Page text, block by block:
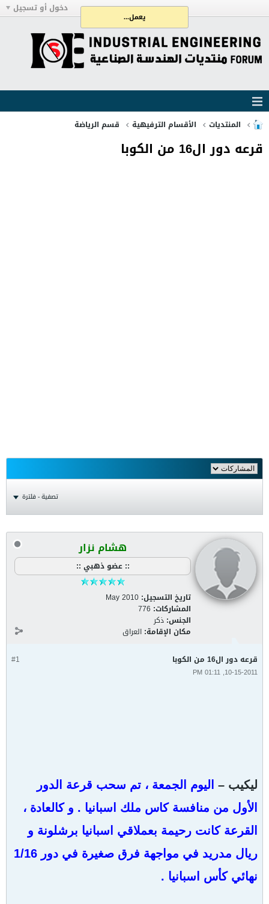
دخول أو تسجيل
المنتديات الأقسام الترفيهية قسم الرياضة
قرعه دور ال16 من الكوبا
تصفية - فلترة
هشام نزار
:: عضو ذهبي ::
تاريخ التسجيل: May 2010
المشاركات: 776
الجنس: ذكر
مكان الإقامة: العراق
#1 قرعه دور ال16 من الكوبا
10-15-2011, 01:11 PM
ليكيب – اليوم الجمعة ، تم سحب قرعة الدور
الأول من منافسة كاس ملك اسبانيا . و كالعادة ،
القرعة كانت رحيمة بعملاقي اسبانيا برشلونة و
ريال مدريد في مواجهة فرق صغيرة في دور 1/16
نهائي كأس اسبانيا .
يعمل...